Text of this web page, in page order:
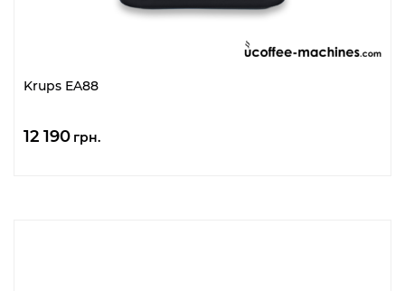
Krups EA88
12 190 грн.